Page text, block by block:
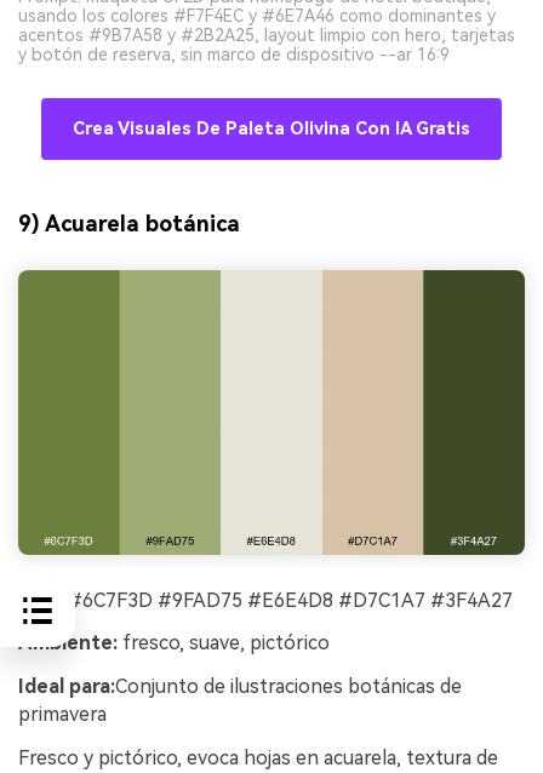
usando los colores #F7F4EC y #6E7A46 como dominantes y
acentos #9B7A58 y #2B2A25, layout limpio con hero, tarjetas
y botón de reserva, sin marco de dispositivo --ar 16:9
Crea Visuales De Paleta Olivina Con IA Gratis
9) Acuarela botánica
HEX:
#6C7F3D #9FAD75 #E6E4D8 #D7C1A7 #3F4A27
Ambiente: fresco, suave, pictórico
Ideal para:Conjunto de ilustraciones botánicas de
primavera
Fresco y pictórico, evoca hojas en acuarela, textura de